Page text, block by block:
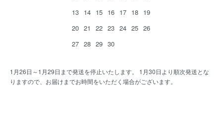
13 14 15 16 17 18 19
20 21 22 23 24 25 26
27 28 29 30
1月26日～1月29日まで発送を停止いたします。 1月30日より順次発送とな
りますので、お届けまでお時間をいただく場合がございます。